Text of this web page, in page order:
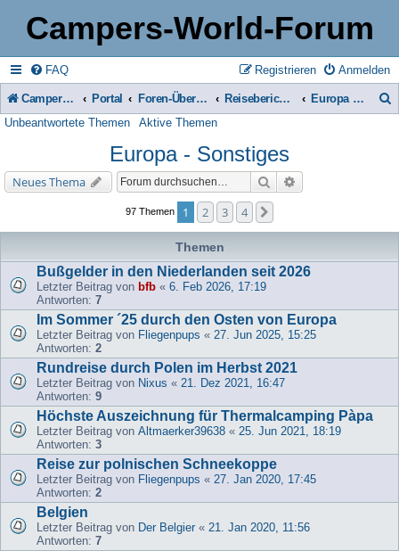
Campers-World-Forum
FAQ Anmelden
Registrieren
Campers-World-Forum Portal Foren-Übersicht Reiseberichte & Reisetipps, Stell- & Campingplätze Europa - Sonstiges
Unbeantwortete Themen Aktive Themen
Europa - Sonstiges
Neues Thema Suche
97 Themen 1 2 3 4
Themen
Bußgelder in den Niederlanden seit 2026
Letzter Beitrag von bfb « 6. Feb 2026, 17:19
Antworten: 7
Im Sommer ´25 durch den Osten von Europa
Letzter Beitrag von Fliegenpups « 27. Jun 2025, 15:25
Antworten: 2
Rundreise durch Polen im Herbst 2021
Letzter Beitrag von Nixus « 21. Dez 2021, 16:47
Antworten: 9
Höchste Auszeichnung für Thermalcamping Pàpa
Letzter Beitrag von Altmaerker39638 « 25. Jun 2021, 18:19
Antworten: 3
Reise zur polnischen Schneekoppe
Letzter Beitrag von Fliegenpups « 27. Jan 2020, 17:45
Antworten: 2
Belgien
Letzter Beitrag von Der Belgier « 21. Jan 2020, 11:56
Antworten: 7